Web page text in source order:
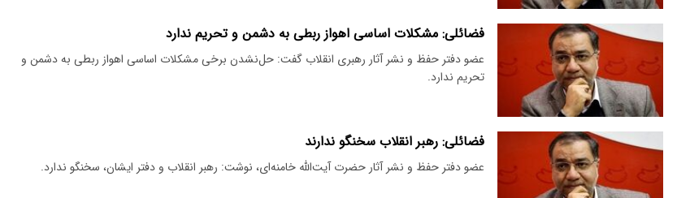
فضائلی: مشکلات اساسی اهواز ربطی به دشمن و تحریم ندارد
عضو دفتر حفظ و نشر آثار رهبری انقلاب گفت: حل‌نشدن برخی مشکلات اساسی اهواز ربطی به دشمن و
تحریم ندارد.
فضائلی: رهبر انقلاب سخنگو ندارند
عضو دفتر حفظ و نشر آثار حضرت آیت‌الله خامنه‌ای، نوشت: رهبر انقلاب و دفتر ایشان، سخنگو ندارد.